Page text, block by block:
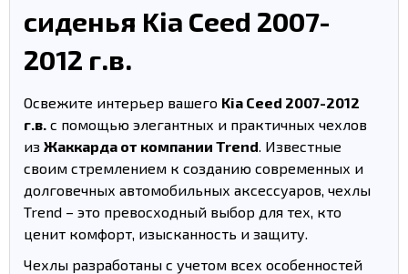
сиденья Kia Ceed 2007-
2012 г.в.
Освежите интерьер вашего Kia Ceed 2007-2012
г.в. с помощью элегантных и практичных чехлов
из Жаккарда от компании Trend. Известные
своим стремлением к созданию современных и
долговечных автомобильных аксессуаров, чехлы
Trend – это превосходный выбор для тех, кто
ценит комфорт, изысканность и защиту.
Чехлы разработаны с учетом всех особенностей